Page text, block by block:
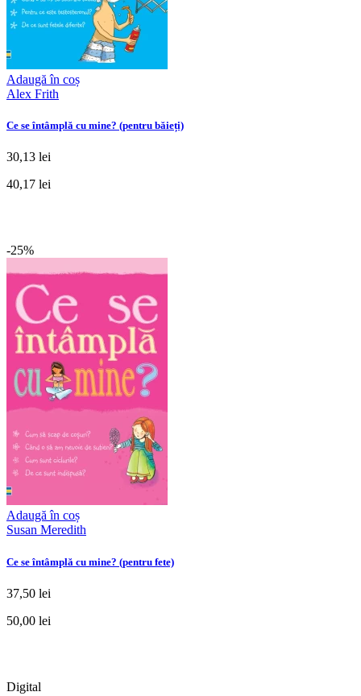
Adaugă în coș
Alex Frith
Ce se întâmplă cu mine? (pentru băieți)
30,13 lei
40,17 lei
-25%
Adaugă în coș
Susan Meredith
Ce se întâmplă cu mine? (pentru fete)
37,50 lei
50,00 lei
Digital